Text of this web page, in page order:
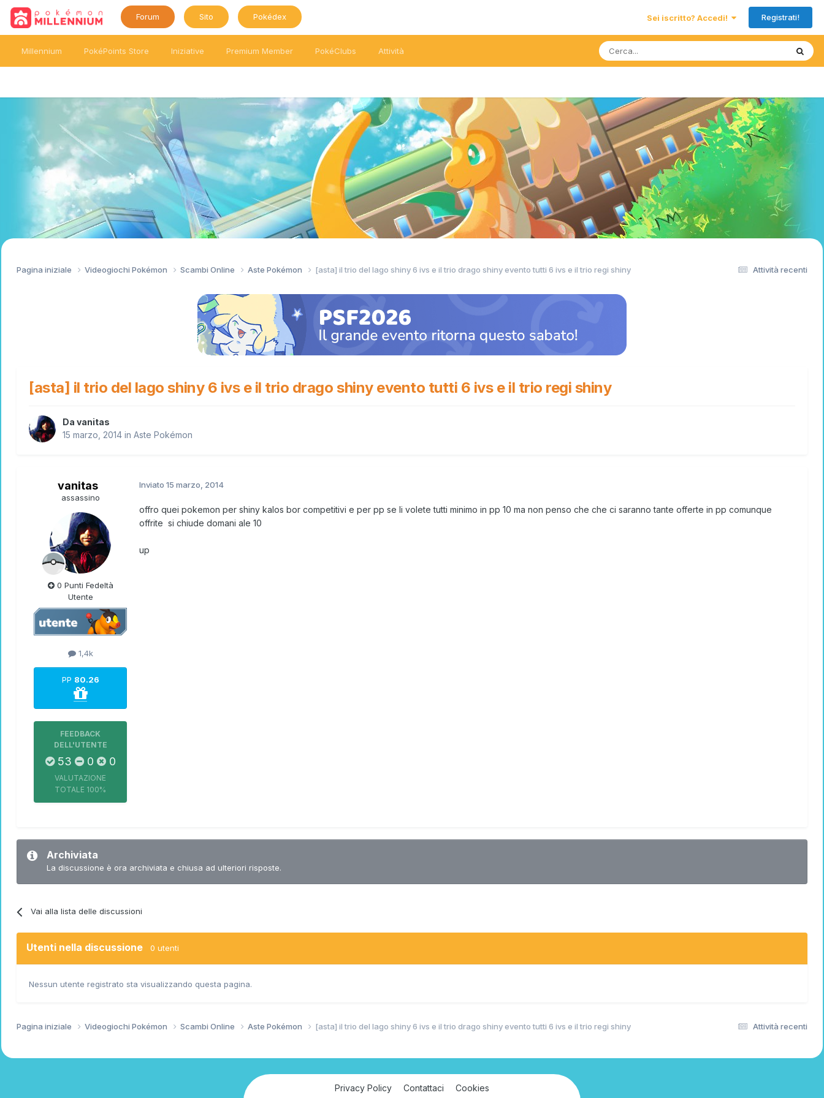
Forum Sito Pokédex Sei iscritto? Accedi! Registrati!
Millennium PokéPoints Store Iniziative Premium Member PokéClubs Attività
Attività recenti
Pagina iniziale Videogiochi Pokémon Scambi Online Aste Pokémon [asta] il trio del lago shiny 6 ivs e il trio drago shiny evento tutti 6 ivs e il trio regi shiny
[asta] il trio del lago shiny 6 ivs e il trio drago shiny evento tutti 6 ivs e il trio regi shiny
Da vanitas
15 marzo, 2014 in Aste Pokémon
vanitas
assassino
0 Punti Fedeltà
Utente
1,4k
PP 80.26
FEEDBACK
DELL'UTENTE
53 0 0
VALUTAZIONE
TOTALE 100%
Inviato 15 marzo, 2014
offro quei pokemon per shiny kalos bor competitivi e per pp se li volete tutti minimo in pp 10 ma non penso che che ci saranno tante offerte in pp comunque
offrite si chiude domani ale 10
up
Archiviata
La discussione è ora archiviata e chiusa ad ulteriori risposte.
Vai alla lista delle discussioni
Utenti nella discussione 0 utenti
Nessun utente registrato sta visualizzando questa pagina.
Attività recenti
Pagina iniziale Videogiochi Pokémon Scambi Online Aste Pokémon [asta] il trio del lago shiny 6 ivs e il trio drago shiny evento tutti 6 ivs e il trio regi shiny
Privacy Policy Contattaci Cookies